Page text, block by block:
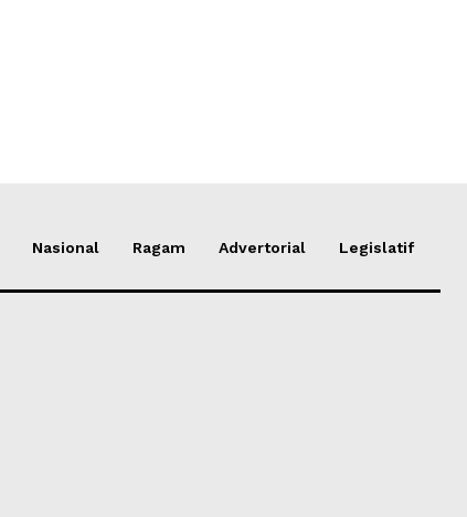
Nasional Ragam Advertorial Legislatif